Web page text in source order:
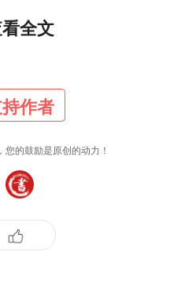
哗众取宠，但求笔墨本
，方成书道之恒道：儒
底线，墨家定实操准
皆为入世之道，立足传
本心、杜绝虚妄。若无
其骨、失其根、失其
全文
作者
您的鼓励是原创的动力！